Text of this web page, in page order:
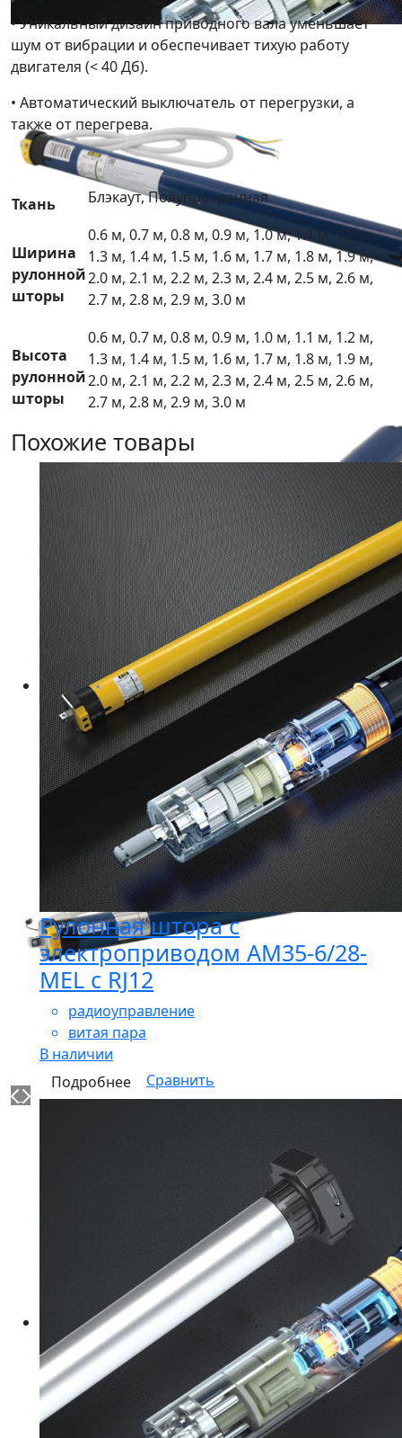
• Уникальный дизайн приводного вала уменьшает
шум от вибрации и обеспечивает тихую работу
двигателя (< 40 Дб).
• Автоматический выключатель от перегрузки, а
также от перегрева.
Ткань Блэкаут, Полупрозрачная
Ширина
рулонной
шторы
0.6 м, 0.7 м, 0.8 м, 0.9 м, 1.0 м, 1.1 м, 1.2 м,
1.3 м, 1.4 м, 1.5 м, 1.6 м, 1.7 м, 1.8 м, 1.9 м,
2.0 м, 2.1 м, 2.2 м, 2.3 м, 2.4 м, 2.5 м, 2.6 м,
2.7 м, 2.8 м, 2.9 м, 3.0 м
Высота
рулонной
шторы
0.6 м, 0.7 м, 0.8 м, 0.9 м, 1.0 м, 1.1 м, 1.2 м,
1.3 м, 1.4 м, 1.5 м, 1.6 м, 1.7 м, 1.8 м, 1.9 м,
2.0 м, 2.1 м, 2.2 м, 2.3 м, 2.4 м, 2.5 м, 2.6 м,
2.7 м, 2.8 м, 2.9 м, 3.0 м
Похожие товары
Рулонная штора с
электроприводом AM35-6/28-
MEL с RJ12
радиоуправление
витая пара
В наличии
Подробнее
Сравнить